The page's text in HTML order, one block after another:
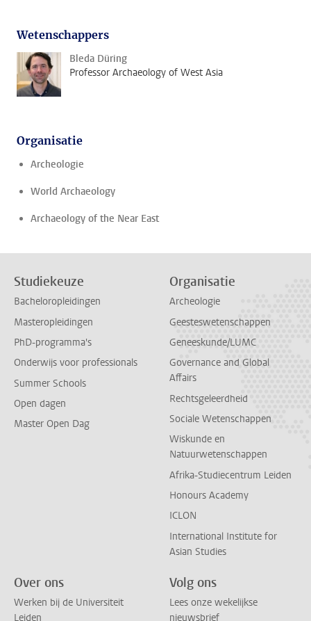
Wetenschappers
Bleda Düring
Professor Archaeology of West Asia
Organisatie
Archeologie
World Archaeology
Archaeology of the Near East
Studiekeuze
Bacheloropleidingen
Masteropleidingen
PhD-programma's
Onderwijs voor professionals
Summer Schools
Open dagen
Master Open Dag
Organisatie
Archeologie
Geesteswetenschappen
Geneeskunde/LUMC
Governance and Global
Affairs
Rechtsgeleerdheid
Sociale Wetenschappen
Wiskunde en
Natuurwetenschappen
Afrika-Studiecentrum Leiden
Honours Academy
ICLON
International Institute for
Asian Studies
Over ons
Werken bij de Universiteit
Leiden
Volg ons
Lees onze wekelijkse
nieuwsbrief